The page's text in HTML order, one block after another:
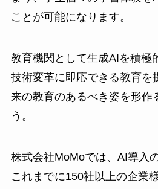
ことが可能になります。
教育機関として生成AIを積極
技術変革に即応できる教育を
来の教育のあるべき姿を形作
う。
株式会社MoMoでは、AI導入
これまでに150社以上の企業